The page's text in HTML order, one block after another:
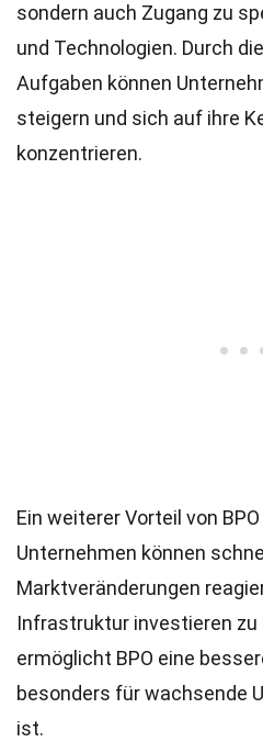
sondern auch Zugang zu
und Technologien. Durch
Aufgaben können
steigern und sich auf ihre
konzentrieren.
Ein weiterer Vorteil von
Unternehmen können
Marktveränderungen
Infrastruktur investieren zu
ermöglicht BPO eine
besonders für wachsende
ist.